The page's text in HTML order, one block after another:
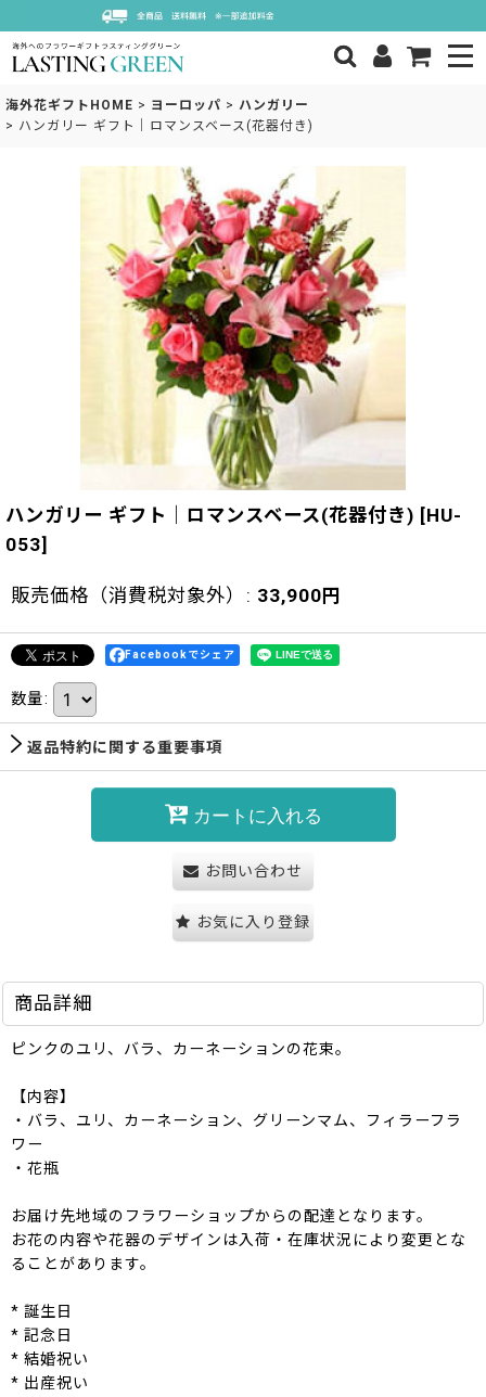
海外花ギフトHOME > ヨーロッパ > ハンガリー
> ハンガリー ギフト｜ロマンスベース(花器付き)
ハンガリー ギフト｜ロマンスベース(花器付き) [HU-
053]
販売価格（消費税対象外） : 33,900 円
Facebookでシェア
数量:
返品特約に関する重要事項
カートに入れる
お問い合わせ
お気に入り登録
商品詳細
ピンクのユリ、バラ、カーネーションの花束。
【内容】
・バラ、ユリ、カーネーション、グリーンマム、フィラーフラ
ワー
・花瓶
お届け先地域のフラワーショップからの配達となります。
お花の内容や花器のデザインは入荷・在庫状況により変更とな
ることがあります。
* 誕生日
* 記念日
* 結婚祝い
* 出産祝い